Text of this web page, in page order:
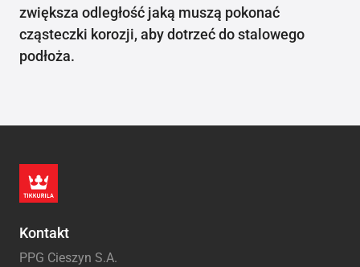
zwiększa odległość jaką muszą pokonać
cząsteczki korozji, aby dotrzeć do stalowego
podłoża.
Kontakt
PPG Cieszyn S.A.